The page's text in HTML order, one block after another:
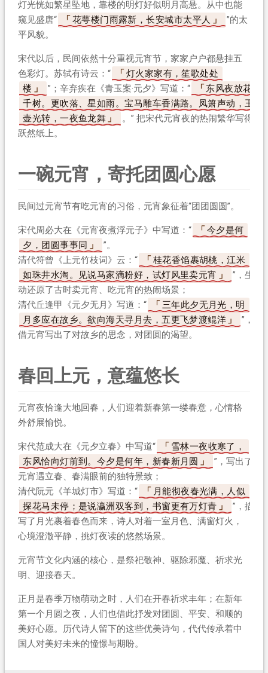
灯光恍如繁星坠地，靠楼的明灯好似明月高悬。从中也能
窥见盛唐“
花萼楼门雨露新，长安城市太平人
”的太
平风貌。
宋代以后，民间依然十分重视元宵节，家家户户都悬挂五
色彩灯。苏轼有诗云：“
灯火家家有，笙歌处处
楼
”；辛弃疾在《青玉案·元夕》写道：“
东风夜放花
千树。更吹落、星如雨。宝马雕车香满路。凤箫声动，玉
壶光转，一夜鱼龙舞
。” 把宋代元宵夜的热闹繁华写得
跃然纸上。
一碗元宵，寄托团圆心愿
民间过元宵节有吃元宵的习俗，元宵象征着“团团圆圆”。
宋代周必大在《元宵夜煮浮元子》中写道：“
今夕是何
夕，团圆事事同
”。
清代符曾《上元竹枝词》云：“
桂花香馅裹胡桃，江米
如珠井水淘。见说马家滴粉好，试灯风里卖元宵
”，生
动还原了古时卖元宵、吃元宵的热闹场景；
清代丘逢甲《元夕无月》写道：“
三年此夕无月光，明
月多应在故乡。欲向海天寻月去，五更飞梦渡鲲洋
”，
借元宵写出了对故乡的思念，对团圆的渴望。
春回上元，意蕴悠长
元宵夜恰逢大地回春，人们迎着新春第一缕春意，心情格
外舒展愉悦。
宋代范成大在《元夕立春》中写道“
雪林一夜收寒了，
东风恰向灯前到。今夕是何年，新春新月圆
”，写出了
元宵遇立春、春满眼前的独特景致；
清代阮元《羊城灯市》写道：“
月能彻夜春光满，人似
探花马未停；是说瀛洲双客到，书窗更有万灯青
”，描
写了月光裹着春色而来，诗人对着一室月色、满窗灯火，
心境澄澈平静，挑灯夜读的悠然场景。
元宵节文化内涵的核心，是祭祀敬神、驱除邪魔、祈求光
明、迎接春天。
正月是春季万物萌动之时，人们在开春祈求丰年；在新年
第一个月圆之夜，人们也借此抒发对团圆、平安、和顺的
美好心愿。历代诗人留下的这些优美诗句，代代传承着中
国人对美好未来的憧憬与期盼。